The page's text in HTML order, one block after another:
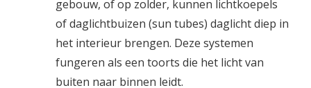
gebouw, of op zolder, kunnen lichtkoepels
of daglichtbuizen (sun tubes) daglicht diep in
het interieur brengen. Deze systemen
fungeren als een toorts die het licht van
buiten naar binnen leidt.